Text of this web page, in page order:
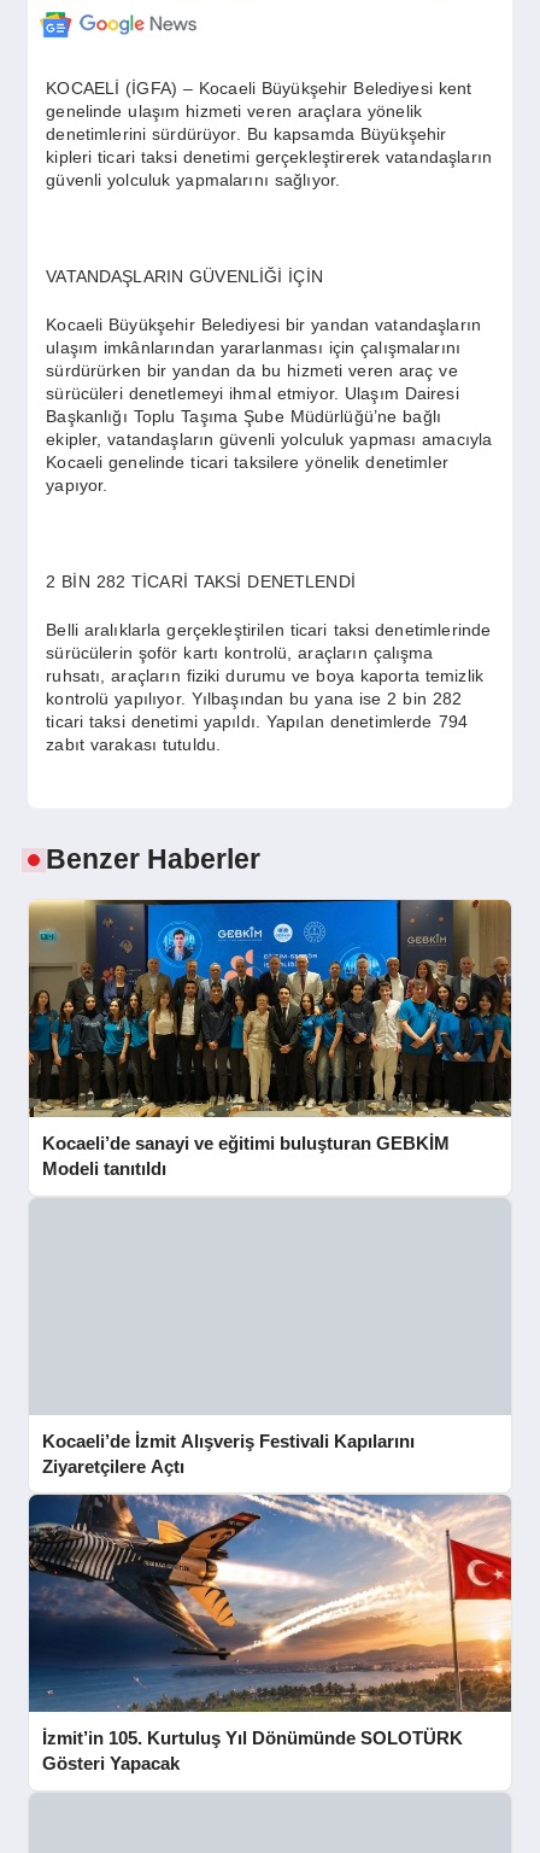
SAĞLIK
YAŞAM
KOCAELİ (İGFA) – Kocaeli Büyükşehir Belediyesi kent
genelinde ulaşım hizmeti veren araçlara yönelik
denetimlerini sürdürüyor. Bu kapsamda Büyükşehir
kipleri ticari taksi denetimi gerçekleştirerek vatandaşların
güvenli yolculuk yapmalarını sağlıyor.
VATANDAŞLARIN GÜVENLİĞİ İÇİN
Kocaeli Büyükşehir Belediyesi bir yandan vatandaşların
ulaşım imkânlarından yararlanması için çalışmalarını
sürdürürken bir yandan da bu hizmeti veren araç ve
sürücüleri denetlemeyi ihmal etmiyor. Ulaşım Dairesi
Başkanlığı Toplu Taşıma Şube Müdürlüğü’ne bağlı
ekipler, vatandaşların güvenli yolculuk yapması amacıyla
Kocaeli genelinde ticari taksilere yönelik denetimler
yapıyor.
2 BİN 282 TİCARİ TAKSİ DENETLENDİ
Belli aralıklarla gerçekleştirilen ticari taksi denetimlerinde
sürücülerin şoför kartı kontrolü, araçların çalışma
ruhsatı, araçların fiziki durumu ve boya kaporta temizlik
kontrolü yapılıyor. Yılbaşından bu yana ise 2 bin 282
ticari taksi denetimi yapıldı. Yapılan denetimlerde 794
zabıt varakası tutuldu.
Benzer Haberler
Kocaeli’de sanayi ve eğitimi buluşturan GEBKİM
Modeli tanıtıldı
Kocaeli’de İzmit Alışveriş Festivali Kapılarını
Ziyaretçilere Açtı
İzmit’in 105. Kurtuluş Yıl Dönümünde SOLOTÜRK
Gösteri Yapacak